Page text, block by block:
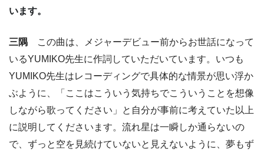
います。
三隅
この曲は、メジャーデビュー前からお世話になって
いるYUMIKO先生に作詞していただいています。いつも
YUMIKO先生はレコーディングで具体的な情景が思い浮か
ぶように、「ここはこういう気持ちでこういうことを想像
しながら歌ってください」と自分が事前に考えていた以上
に説明してくださいます。流れ星は一瞬しか通らないの
で、ずっと空を見続けていないと見えないように、夢もず